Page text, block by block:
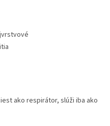
ako respirátor, slúži iba ako